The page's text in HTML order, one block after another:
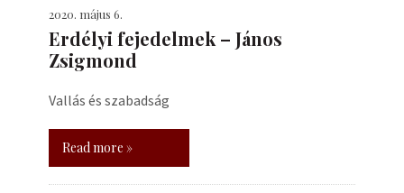
2020. május 6.
Erdélyi fejedelmek – János
Zsigmond
Vallás és szabadság
Read more »